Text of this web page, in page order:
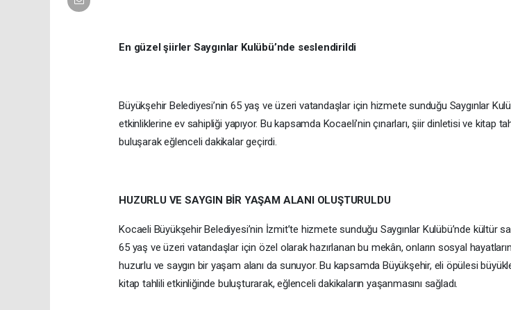
En güzel şiirler Saygınlar Kulübü’nde seslendirildi
Büyükşehir Belediyesi’nin 65 yaş ve üzeri vatandaşlar için hizmete sunduğu Saygınlar
etkinliklerine ev sahipliği yapıyor. Bu kapsamda Kocaeli’nin çınarları, şiir dinletisi ve kitap
buluşarak eğlenceli dakikalar geçirdi.
HUZURLU VE SAYGIN BİR YAŞAM ALANI OLUŞTURULDU
Kocaeli Büyükşehir Belediyesi’nin İzmit’te hizmete sunduğu Saygınlar Kulübü’nde kültür
65 yaş ve üzeri vatandaşlar için özel olarak hazırlanan bu mekân, onların sosyal
huzurlu ve saygın bir yaşam alanı da sunuyor. Bu kapsamda Büyükşehir, eli öpülesi
kitap tahlili etkinliğinde buluşturarak, eğlenceli dakikaların yaşanmasını sağladı.